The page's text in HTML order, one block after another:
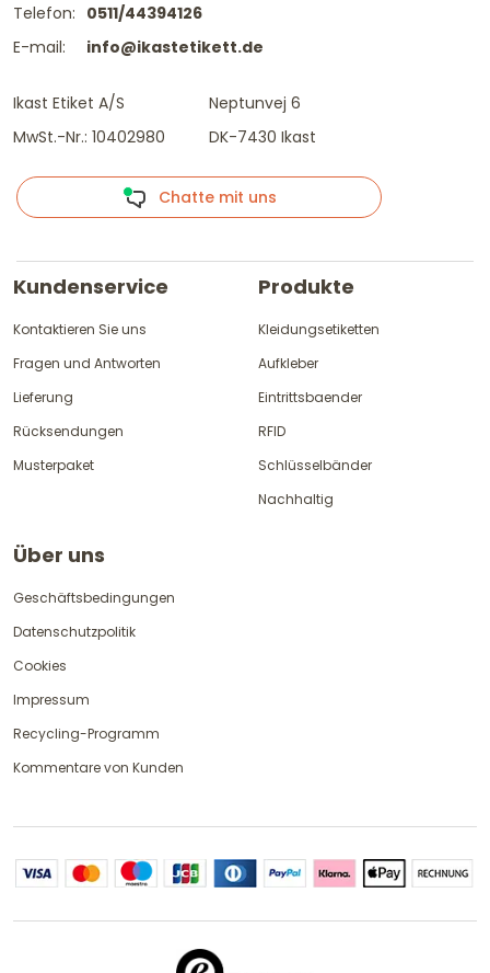
Telefon:
E-mail:
0511/44394126
info@ikastetikett.de
Ikast Etiket A/S
MwSt.-Nr.: 10402980
Neptunvej 6
DK-7430 Ikast
Chatte mit uns
Kundenservice
Kontaktieren Sie uns
Fragen und Antworten
Lieferung
Rücksendungen
Musterpaket
Produkte
Kleidungsetiketten
Aufkleber
Eintrittsbaender
RFID
Schlüsselbänder
Nachhaltig
Über uns
Geschäftsbedingungen
Datenschutzpolitik
Cookies
Impressum
Recycling-Programm
Kommentare von Kunden